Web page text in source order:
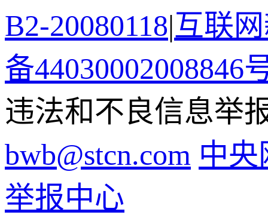
B2-20080118|互联
备44030002008846
违法和不良信息举
bwb@stcn.com 中
举报中心